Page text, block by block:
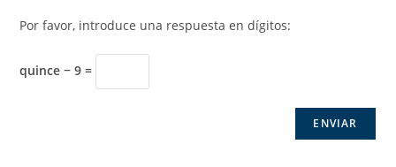
Por favor, introduce una respuesta en dígitos:
quince − 9 =